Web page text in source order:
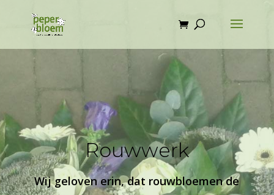
Rouwwerk
Wij geloven erin, dat rouwbloemen de